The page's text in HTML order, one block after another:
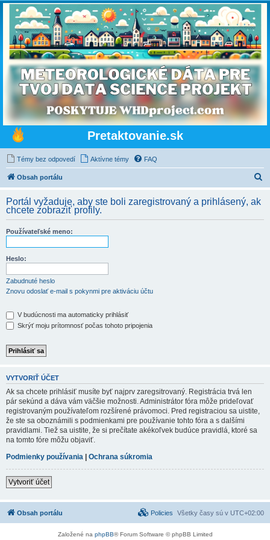
Pretaktovanie.sk
Témy bez odpovedí Aktívne témy FAQ
Obsah portálu
d
Portál vyžaduje, aby ste boli zaregistrovaný a prihlásený, ak
chcete zobraziť profily.
Používateľské meno:
Heslo:
Zabudnuté heslo
Znovu odoslať e-mail s pokynmi pre aktiváciu účtu
V budúcnosti ma automaticky prihlásiť
Skrýť moju prítomnosť počas tohoto pripojenia
VYTVORIŤ ÚČET
Ak sa chcete prihlásiť musíte byť najprv zaregsitrovaný. Registrácia trvá len
pár sekúnd a dáva vám väčšie možnosti. Administrátor fóra môže prideľovať
registrovaným používateľom rozšírené právomoci. Pred registraciou sa uistite,
že ste sa oboznámili s podmienkami pre používanie tohto fóra a s dalšími
pravidlami. Tiež sa uistite, že si prečítate akékoľvek budúce pravidlá, ktoré sa
na tomto fóre môžu objaviť.
Podmienky používania | Ochrana súkromia
Vytvoriť účet
Obsah portálu Všetky časy sú v UTC+02:00
Policies
Založené na phpBB® Forum Software © phpBB Limited